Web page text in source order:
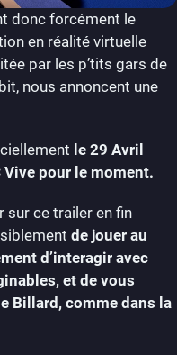
donc forcément le
en réalité virtuelle
par les p’tits gars de
nous annoncent une
le 29 Avril
pour le moment.
sur ce trailer en fin
de jouer au
d’interagir avec
et de vous
Billard, comme dans la